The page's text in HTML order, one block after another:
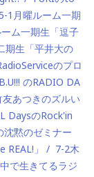
1月曜ルーム一期
ム一期生「逗子
期生「平井大の
のプロ
のRADIO DA
あつきのズルい
DaysのRock'in
沈黙のゼミナー
」
7-2木
で生きてるラジ